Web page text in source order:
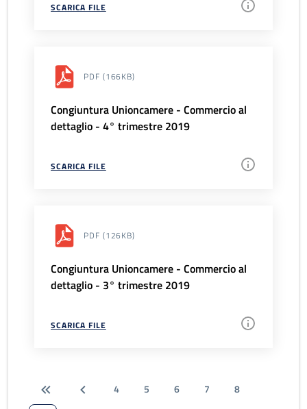
SCARICA FILE
PDF (166KB)
Congiuntura Unioncamere - Commercio al
dettaglio - 4° trimestre 2019
SCARICA FILE
PDF (126KB)
Congiuntura Unioncamere - Commercio al
dettaglio - 3° trimestre 2019
SCARICA FILE
4 5 6 7
8